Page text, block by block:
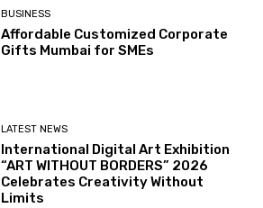
BUSINESS
Affordable Customized Corporate
Gifts Mumbai for SMEs
LATEST NEWS
International Digital Art Exhibition
“ART WITHOUT BORDERS” 2026
Celebrates Creativity Without
Limits